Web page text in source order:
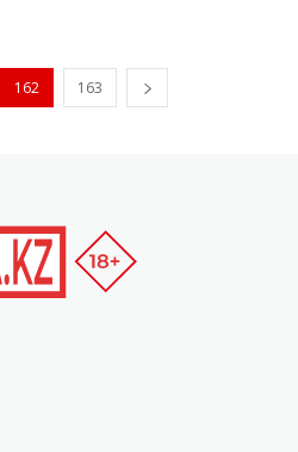
162 163